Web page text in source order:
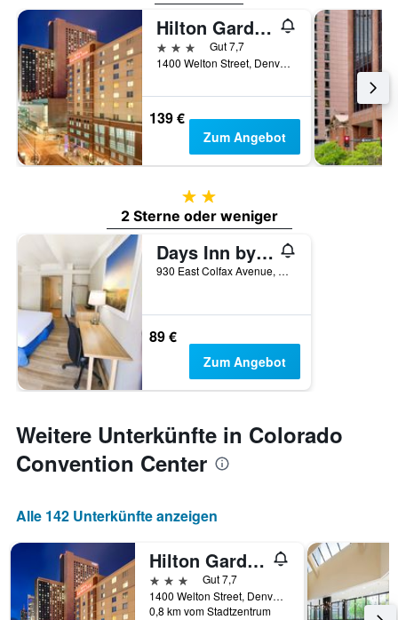
Hilton Garden Inn Denver Downtown
3 Sterne
Gut 7,7
1400 Welton Street, Denver, CO, USA
139 €
Zum Angebot
2 Sterne
2 Sterne oder weniger
Days Inn by Wyndham Denver Downtown
930 East Colfax Avenue, Denver, CO, USA
89 €
Zum Angebot
Weitere Unterkünfte in Colorado
Convention Center
Alle 142 Unterkünfte anzeigen
Hilton Garden Inn Denver Downtown
3 Sterne
Gut 7,7
1400 Welton Street, Denver, CO, USA
0,8 km vom Stadtzentrum